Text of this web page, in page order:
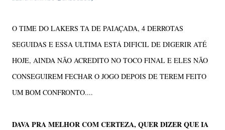
O TIME DO LAKERS TA DE PAIAÇADA, 4 DERROTAS
SEGUIDAS E ESSA ULTIMA ESTÁ DIFICIL DE DIGERIR ATÉ
HOJE, AINDA NÃO ACREDITO NO TOCO FINAL E ELES NÃO
CONSEGUIREM FECHAR O JOGO DEPOIS DE TEREM FEITO
UM BOM CONFRONTO....
DAVA PRA MELHOR COM CERTEZA, QUER DIZER QUE IA